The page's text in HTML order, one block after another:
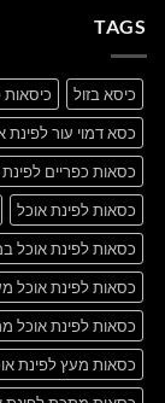
TAGS
כיסא בזול כיסאות
כסא דמוי עור לפינת
כסאות כפריים
כסאות לפינת אוכל
כסאות לפינת אוכל
כסאות לפינת אוכל
כסאות לפינת אוכל
כסאות מעץ לפינת